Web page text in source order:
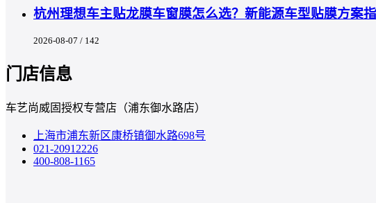
杭州理想车主贴龙膜车窗膜怎么选？新能源车型贴膜方案
2026-08-07 / 142
门店信息
车艺尚威固授权专营店（浦东御水路店）
上海市浦东新区康桥镇御水路698号
021-20912226
400-808-1165